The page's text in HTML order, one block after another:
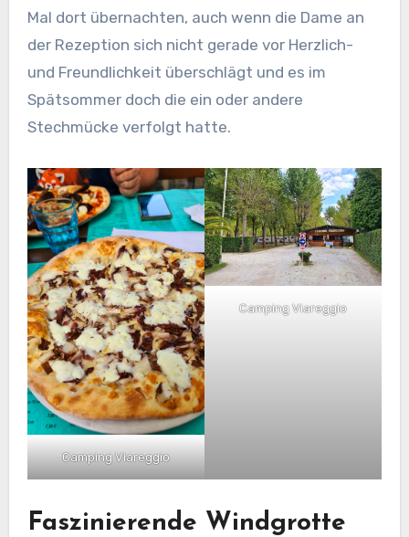
Mal dort übernachten, auch wenn die Dame an
der Rezeption sich nicht gerade vor Herzlich-
und Freundlichkeit überschlägt und es im
Spätsommer doch die ein oder andere
Stechmücke verfolgt hatte.
Camping Viareggio
Camping Viareggio
Faszinierende Windgrotte